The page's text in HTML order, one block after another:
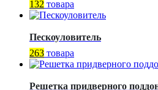
132 товара
Пескоуловитель
263 товара
Решетка придверного